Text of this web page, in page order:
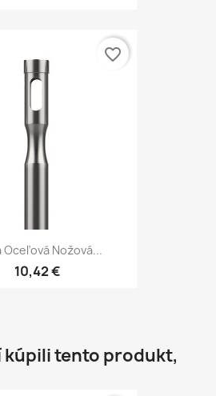
Oceľová Nožová...
10,42 €
favorite_border
tento produkt,